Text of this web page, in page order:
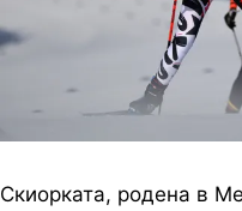
Скиорката, родена в